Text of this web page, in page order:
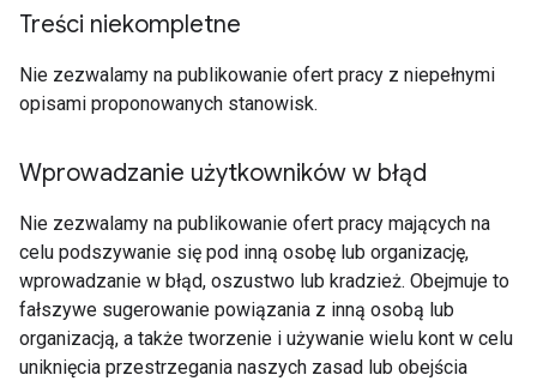
Treści niekompletne
Nie zezwalamy na publikowanie ofert pracy z niepełnymi
opisami proponowanych stanowisk.
Wprowadzanie użytkowników w błąd
Nie zezwalamy na publikowanie ofert pracy mających na
celu podszywanie się pod inną osobę lub organizację,
wprowadzanie w błąd, oszustwo lub kradzież. Obejmuje to
fałszywe sugerowanie powiązania z inną osobą lub
organizacją, a także tworzenie i używanie wielu kont w celu
uniknięcia przestrzegania naszych zasad lub obejścia